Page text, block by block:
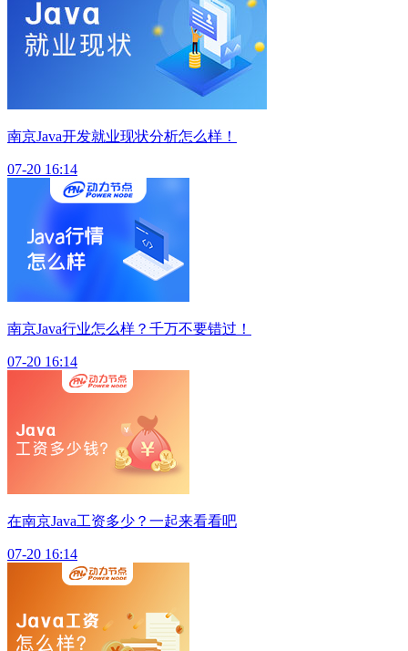
南京Java开发就业现状分析怎么样！
07-20 16:14
南京Java行业怎么样？千万不要错过！
07-20 16:14
在南京Java工资多少？一起来看看吧
07-20 16:14